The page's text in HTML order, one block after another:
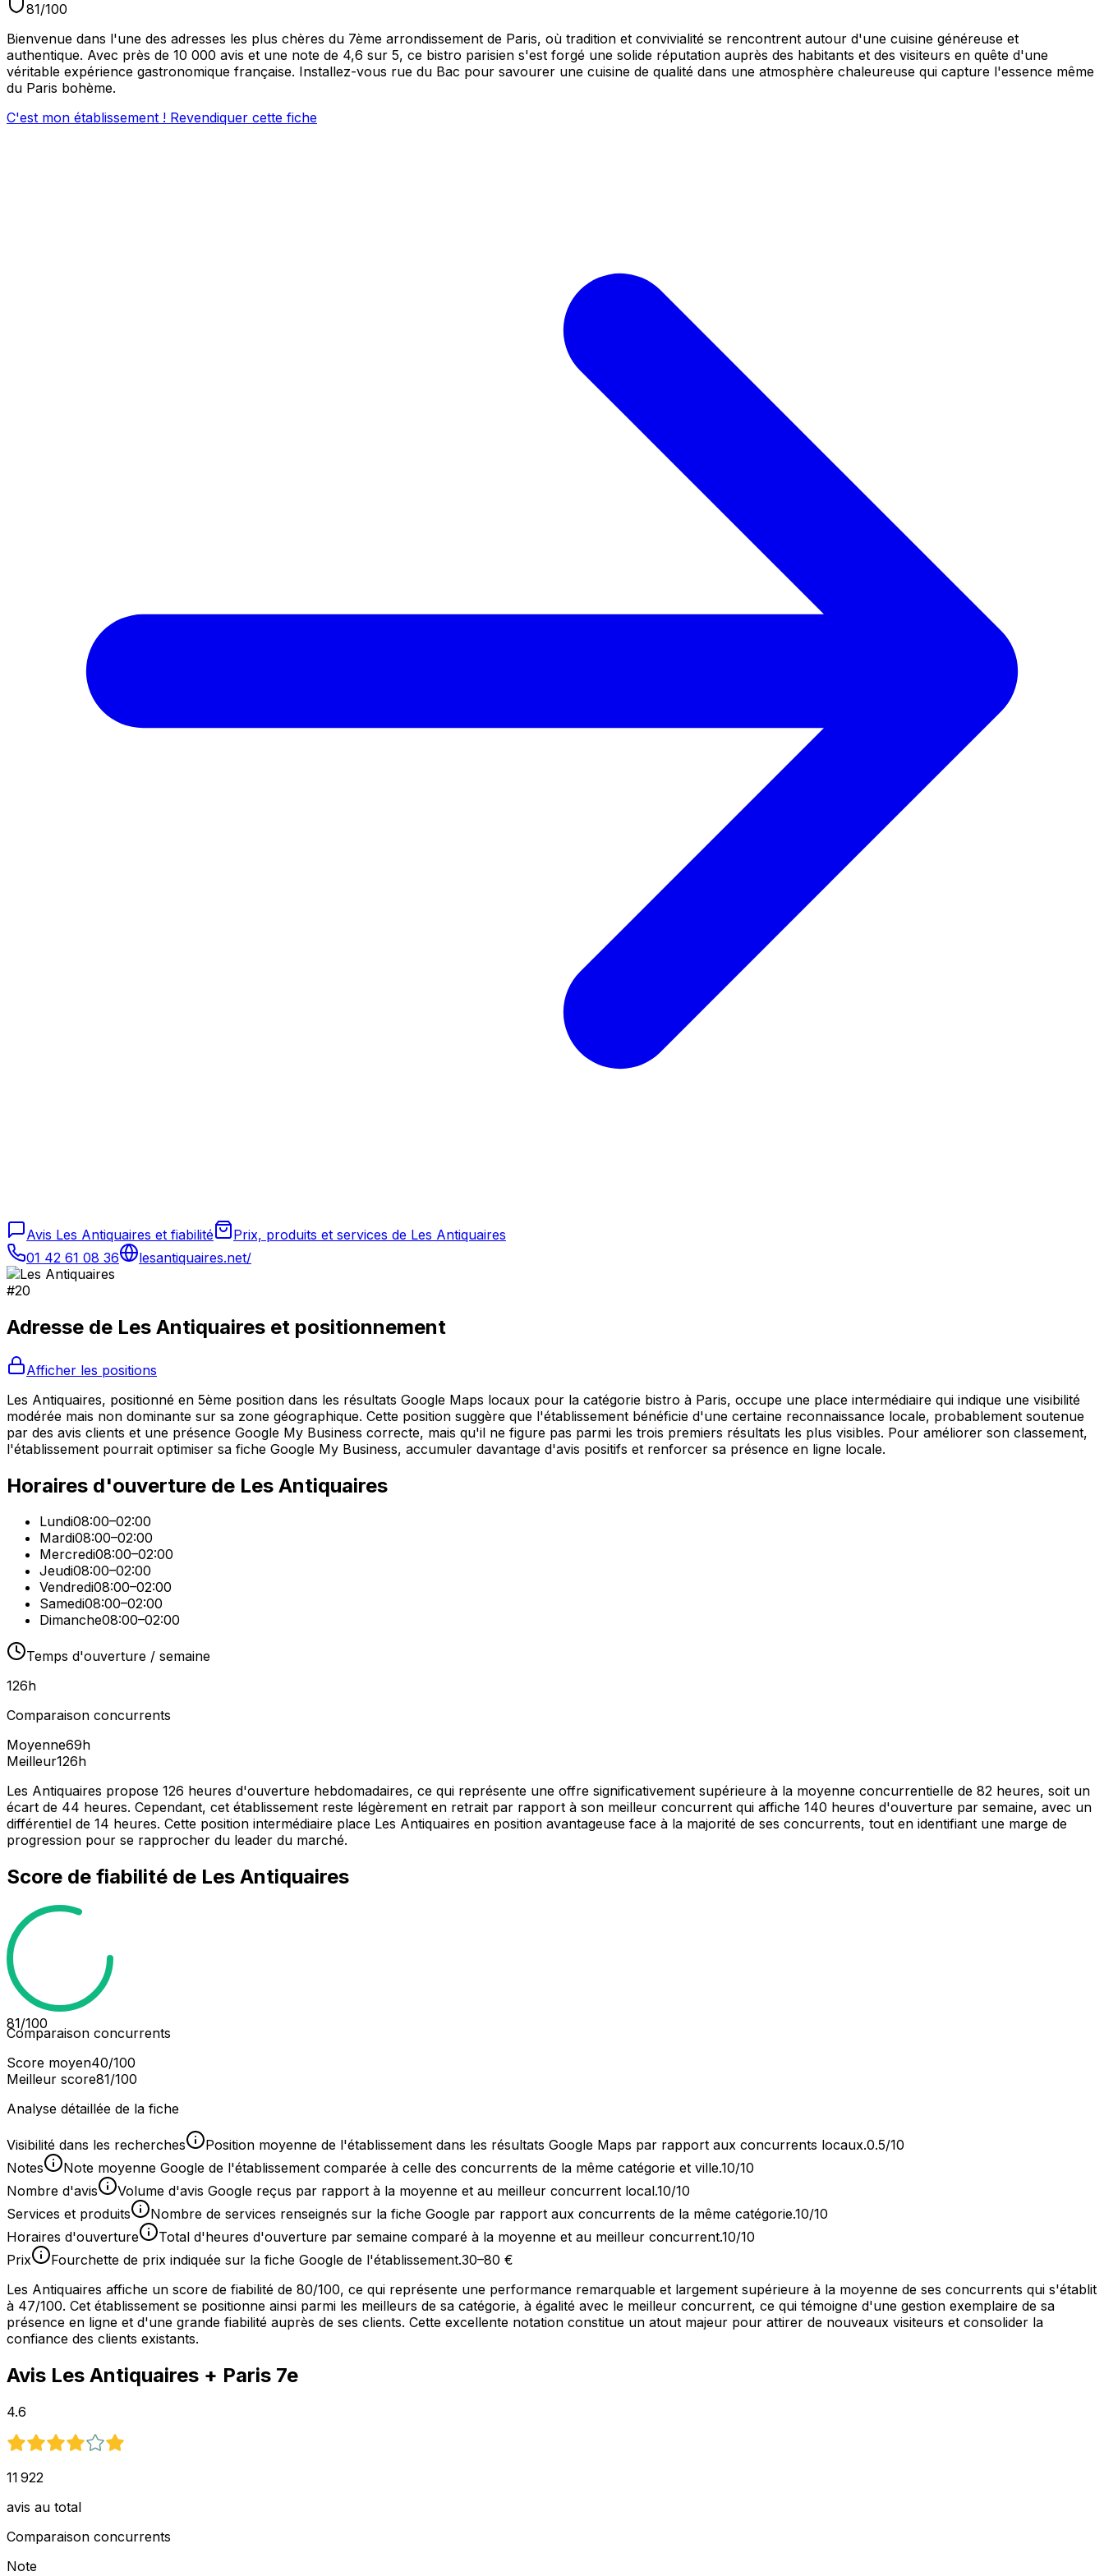
81/100
Bienvenue dans l'une des adresses les plus chères du 7ème arrondissement de Paris, où tradition et convivialité se rencontrent autour d'une cuisine généreuse et
authentique. Avec près de 10 000 avis et une note de 4,6 sur 5, ce bistro parisien s'est forgé une solide réputation auprès des habitants et des visiteurs en quête d'une
véritable expérience gastronomique française. Installez-vous rue du Bac pour savourer une cuisine de qualité dans une atmosphère chaleureuse qui capture l'essence même
du Paris bohème.
C'est mon établissement ! Revendiquer cette fiche
Avis Les Antiquaires et fiabilité
Prix, produits et services de Les Antiquaires
01 42 61 08 36
lesantiquaires.net/
#20
Adresse de Les Antiquaires et positionnement
Afficher les positions
Les Antiquaires, positionné en 5ème position dans les résultats Google Maps locaux pour la catégorie bistro à Paris, occupe une place intermédiaire qui indique une visibilité
modérée mais non dominante sur sa zone géographique. Cette position suggère que l'établissement bénéficie d'une certaine reconnaissance locale, probablement soutenue
par des avis clients et une présence Google My Business correcte, mais qu'il ne figure pas parmi les trois premiers résultats les plus visibles. Pour améliorer son classement,
l'établissement pourrait optimiser sa fiche Google My Business, accumuler davantage d'avis positifs et renforcer sa présence en ligne locale.
Horaires d'ouverture de Les Antiquaires
Lundi08:00–02:00
Mardi08:00–02:00
Mercredi08:00–02:00
Jeudi08:00–02:00
Vendredi08:00–02:00
Samedi08:00–02:00
Dimanche08:00–02:00
Temps d'ouverture / semaine
126h
Comparaison concurrents
Moyenne69h
Meilleur126h
Les Antiquaires propose 126 heures d'ouverture hebdomadaires, ce qui représente une offre significativement supérieure à la moyenne concurrentielle de 82 heures, soit un
écart de 44 heures. Cependant, cet établissement reste légèrement en retrait par rapport à son meilleur concurrent qui affiche 140 heures d'ouverture par semaine, avec un
différentiel de 14 heures. Cette position intermédiaire place Les Antiquaires en position avantageuse face à la majorité de ses concurrents, tout en identifiant une marge de
progression pour se rapprocher du leader du marché.
Score de fiabilité de Les Antiquaires
81/100
Comparaison concurrents
Score moyen40/100
Meilleur score81/100
Analyse détaillée de la fiche
Visibilité dans les recherches Position moyenne de l'établissement dans les résultats Google Maps par rapport aux concurrents locaux.0.5/10
Notes
Note moyenne Google de l'établissement comparée à celle des concurrents de la même catégorie et ville.10/10
Nombre d'avis
Volume d'avis Google reçus par rapport à la moyenne et au meilleur concurrent local.10/10
Services et produits
Nombre de services renseignés sur la fiche Google par rapport aux concurrents de la même catégorie.10/10
Horaires d'ouverture
Total d'heures d'ouverture par semaine comparé à la moyenne et au meilleur concurrent.10/10
Prix
Fourchette de prix indiquée sur la fiche Google de l'établissement.30–80 €
Les Antiquaires affiche un score de fiabilité de 80/100, ce qui représente une performance remarquable et largement supérieure à la moyenne de ses concurrents qui s'établit
à 47/100. Cet établissement se positionne ainsi parmi les meilleurs de sa catégorie, à égalité avec le meilleur concurrent, ce qui témoigne d'une gestion exemplaire de sa
présence en ligne et d'une grande fiabilité auprès de ses clients. Cette excellente notation constitue un atout majeur pour attirer de nouveaux visiteurs et consolider la
confiance des clients existants.
Avis Les Antiquaires + Paris 7e
4.6
11 922
avis au total
Comparaison concurrents
Note